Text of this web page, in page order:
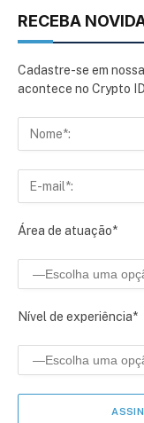
RECEBA
Cadastre-se em
acontece no Crypto
Área de atuação*
Nível de experiência*